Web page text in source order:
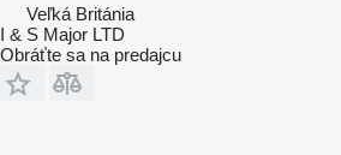
Veľká Británia
I & S Major LTD
Obráťte sa na predajcu